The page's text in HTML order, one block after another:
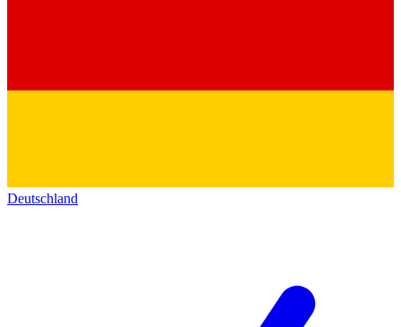
Deutschland